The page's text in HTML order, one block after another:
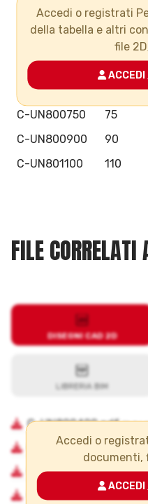
C-UN800320
32
40
C-UN800500
C-UN800630
63
C-UN800750
75
C-UN800900
90
C-UN801100
110
Accedi o registrati
della tabella e altri
file
ACCEDI
FILE CORRELATI
Accedi o
documenti,
ACCEDI